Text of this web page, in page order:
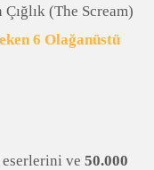
(The Scream)
6 Olağanüstü
ve 50.000